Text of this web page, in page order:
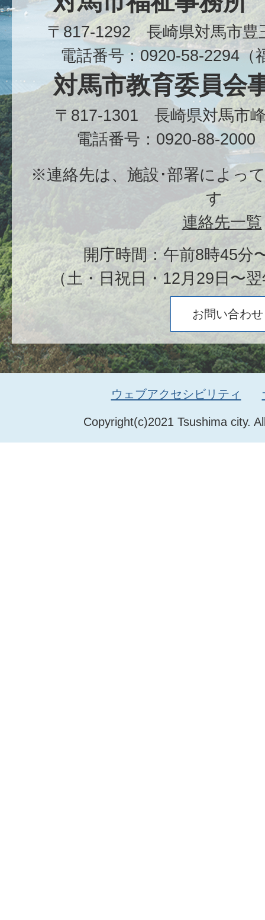
〒817-1292 長崎県対馬市
電話番号：0920-58-2294（
対馬市教育委員会
〒817-1301 長崎県対馬市
電話番号：0920-88-2000
※連絡先は、施設･部署によっ
す
連絡先一覧
開庁時間：午前8時45分
（土・日祝日・12月29日〜
お問い合わせ
Copyright(c)2021 Tsushima city.
ウェブアクセシビリティ